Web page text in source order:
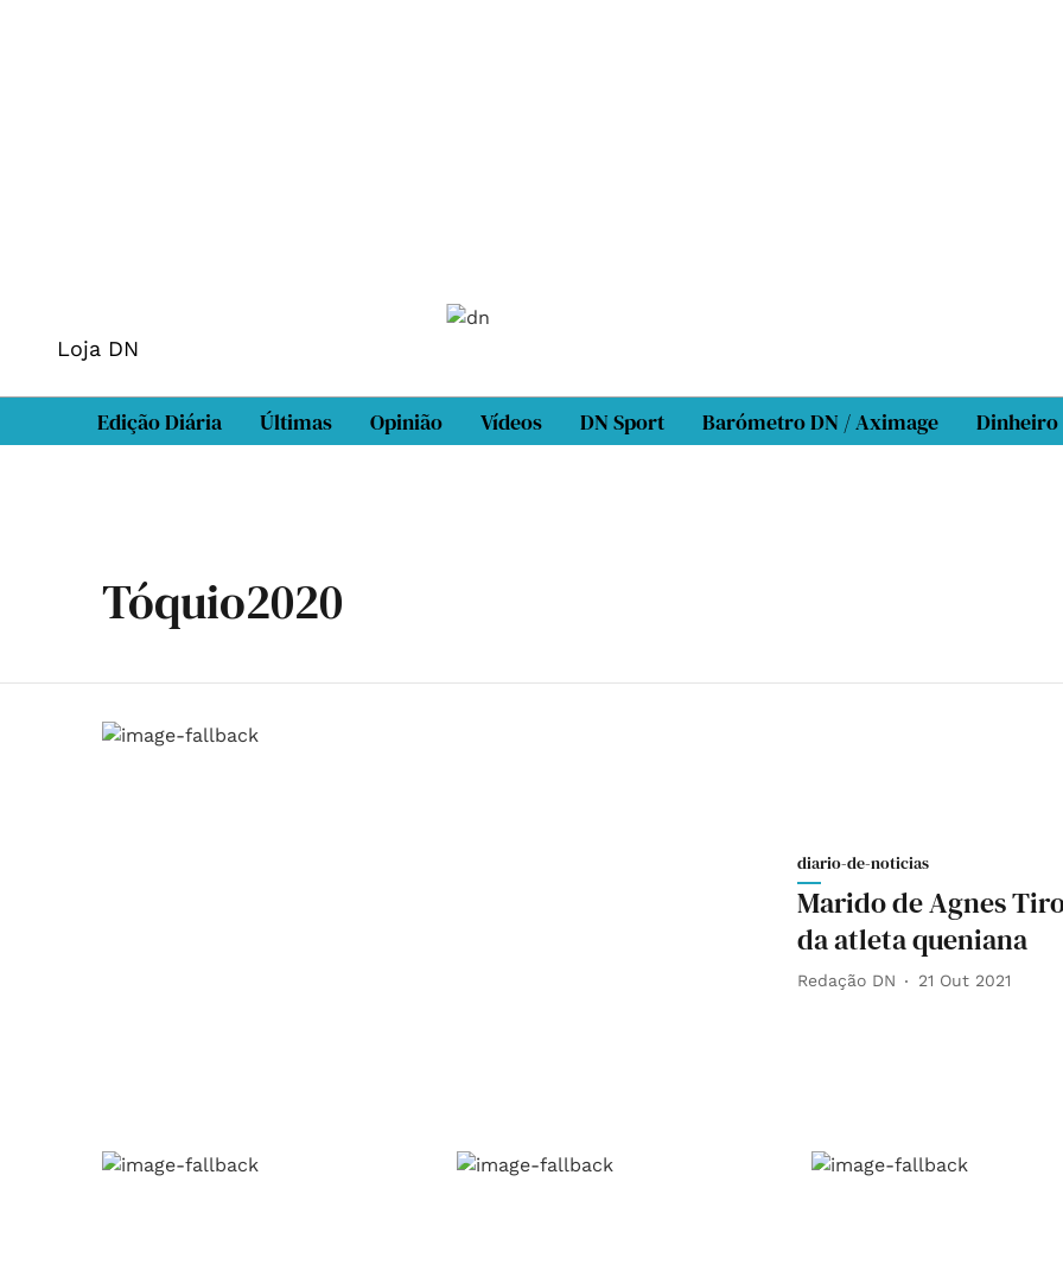
Loja DN
Edição Diária Últimas Opinião Vídeos DN Sport Barómetro DN / Aximage Dinheiro
Tóquio2020
diario-de-noticias
Marido de Agnes
da atleta queniana
Redação DN 21 Out 2021